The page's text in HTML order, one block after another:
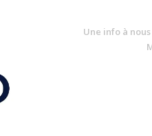
Une info à